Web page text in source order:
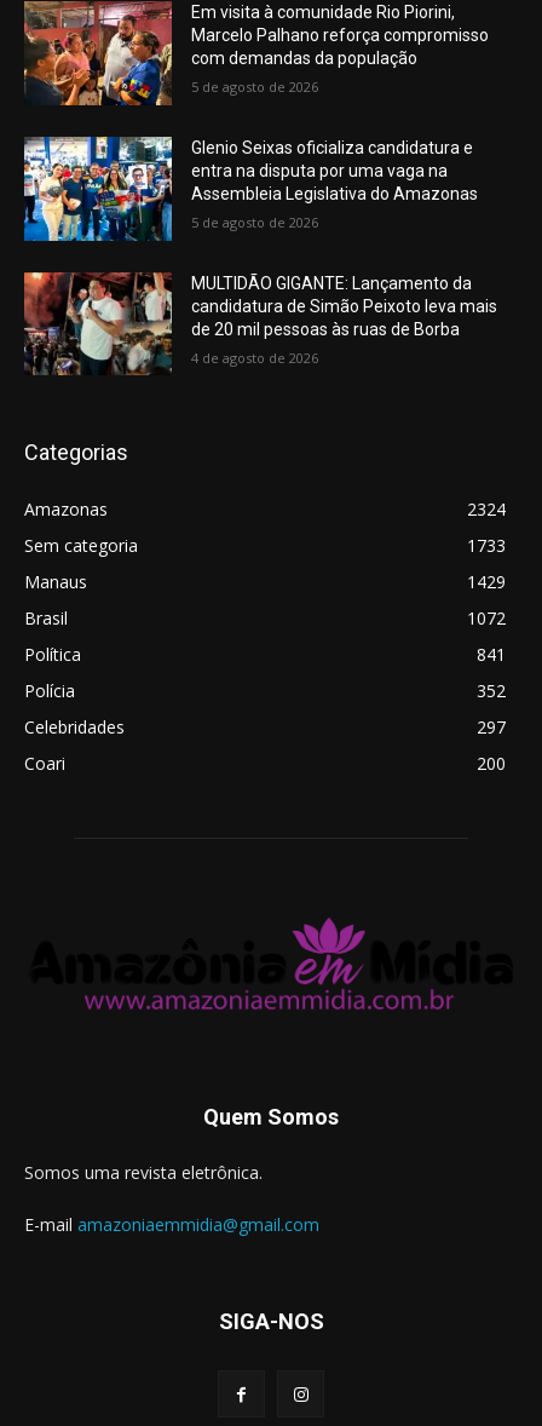
Em visita à comunidade Rio Piorini,
Marcelo Palhano reforça compromisso
com demandas da população
5 de agosto de 2026
Glenio Seixas oficializa candidatura e
entra na disputa por uma vaga na
Assembleia Legislativa do Amazonas
5 de agosto de 2026
MULTIDÃO GIGANTE: Lançamento da
candidatura de Simão Peixoto leva mais
de 20 mil pessoas às ruas de Borba
4 de agosto de 2026
Categorias
Amazonas
2324
Sem categoria
1733
Manaus
1429
Brasil
1072
Política
841
Polícia
352
Celebridades
297
Coari
200
Quem Somos
Somos uma revista eletrônica.
E-mail amazoniaemmidia@gmail.com
SIGA-NOS